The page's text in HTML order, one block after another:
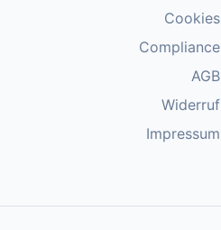
Cookies
Compliance
AGB
Widerruf
Impressum